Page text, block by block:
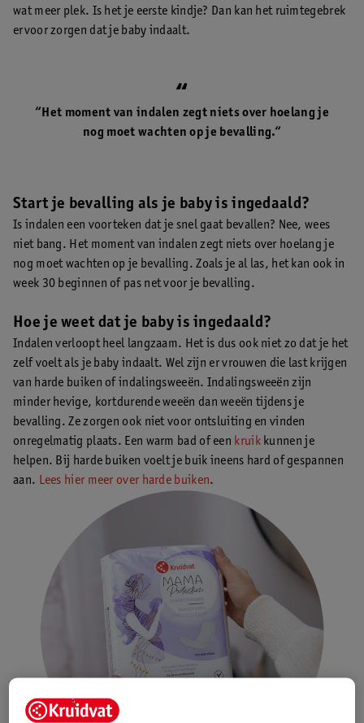
wat meer plek. Is het je eerste kindje? Dan kan het ruimtegebrek
ervoor zorgen dat je baby indaalt.
“Het moment van indalen zegt niets over hoelang je
nog moet wachten op je bevalling.“
Start je bevalling als je baby is ingedaald?
Is indalen een voorteken dat je snel gaat bevallen? Nee, wees
niet bang. Het moment van indalen zegt niets over hoelang je
nog moet wachten op je bevalling. Zoals je al las, het kan ook in
week 30 beginnen of pas net voor je bevalling.
Hoe je weet dat je baby is ingedaald?
Indalen verloopt heel langzaam. Het is dus ook niet zo dat je het
zelf voelt als je baby indaalt. Wel zijn er vrouwen die last krijgen
van harde buiken of indalingsweeën. Indalingsweeën zijn
minder hevige, kortdurende weeën dan weeën tijdens je
bevalling. Ze zorgen ook niet voor ontsluiting en vinden
onregelmatig plaats. Een warm bad of een kruikkunnen je
helpen. Bij harde buiken voelt je buik ineens hard of gespannen
aan. Lees hier meer over harde buiken.